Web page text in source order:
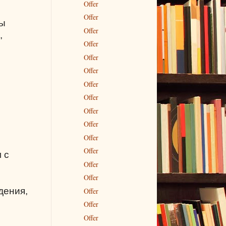
с
Offer
Offer
Offer
Offer
Offer
Offer
Offer
Offer
Offer
Offer
Offer
Offer
Offer
Offer
Offer
Offer
Offer